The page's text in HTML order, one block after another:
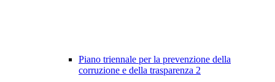
Piano triennale per la prevenzione della
corruzione e della trasparenza 2